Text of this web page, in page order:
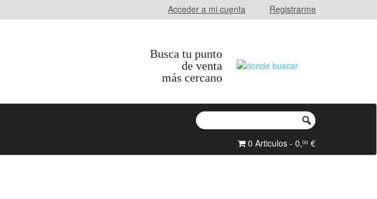
Acceder a mi cuenta Registrarme
Busca tu punto
de venta
más cercano
0 Articulos - 0,00 €